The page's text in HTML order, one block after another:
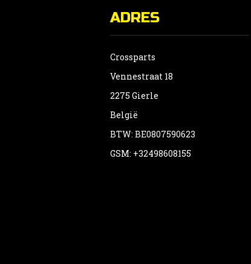
ADRES
Crossparts
Vennestraat 18
2275 Gierle
België
BTW: BE0807590623
GSM: +32498608155